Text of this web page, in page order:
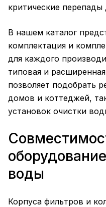
критические перепады
В нашем каталог
комплектация и
для каждого
типовая и
позволяет подобрать
домов и коттеджей,
установок очистки
воды
Корпуса фильтров и